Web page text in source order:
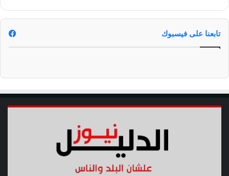
ب
ح
ل
ة
ل
د
تابعنا على فيسبوك